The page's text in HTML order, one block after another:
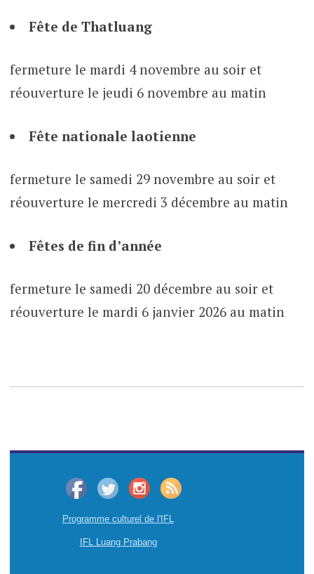
Fête de Thatluang
fermeture le mardi 4 novembre au soir et
réouverture le jeudi 6 novembre au matin
Fête nationale laotienne
fermeture le samedi 29 novembre au soir et
réouverture le mercredi 3 décembre au matin
Fêtes de fin d’année
fermeture le samedi 20 décembre au soir et
réouverture le mardi 6 janvier 2026 au matin
Programme culturel de l'IFL
IFL Luang Prabang